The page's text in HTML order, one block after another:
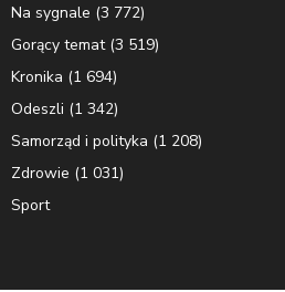
Na sygnale (3 772)
Gorący temat(3 519)
Kronika (1 694)
Odeszli (1 342)
Samorząd i polityka (1 208)
Zdrowie (1 031)
Sport